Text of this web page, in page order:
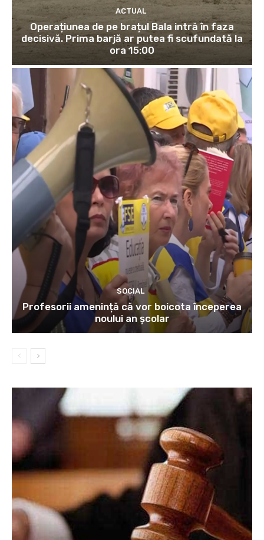
ACTUAL
Operațiunea de pe brațul Bala intră în faza
decisivă. Prima barjă ar putea fi scufundată la
ora 15:00
SOCIAL
Profesorii amenință că vor boicota începerea
noului an școlar